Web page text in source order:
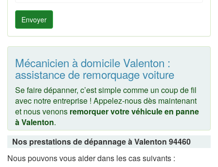
Envoyer
Mécanicien à domicile Valenton :
assistance de remorquage voiture
Se faire dépanner, c’est simple comme un coup de fil
avec notre entreprise ! Appelez-nous dès maintenant
et nous venons remorquer votre véhicule en panne
à Valenton.
Nos prestations de dépannage à Valenton 94460
Nous pouvons vous aider dans les cas suivants :